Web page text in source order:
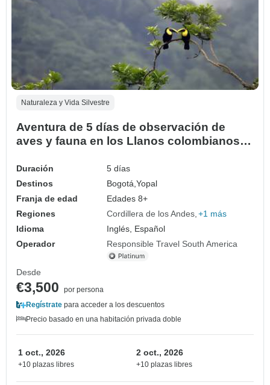
Naturaleza y Vida Silvestre
Aventura de 5 días de observación de
aves y fauna en los Llanos colombianos,
Duración
5 días
Destinos
Bogotá,Yopal
Franja de edad
Edades 8+
Regiones
Cordillera de los Andes +1 más
Idioma
Inglés, Español
Operador
Responsible Travel South America
Desde
€3,500
por persona
Regístrate para acceder a los descuentos
Precio basado en una habitación privada doble
1 oct., 2026
+10 plazas libres
2 oct., 2026
+10 plazas libres